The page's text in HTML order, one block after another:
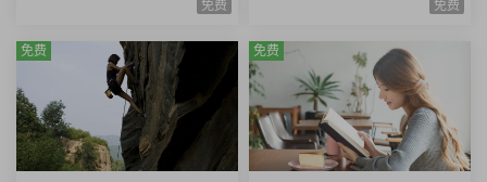
免费 免费
免费 免费